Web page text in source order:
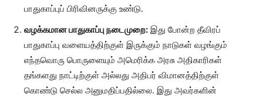
பாதுகாப்புப் பிரிவினருக்கு உண்டு.
வழக்கமான பாதுகாப்பு நடைமுறை: இது போன்ற தீவிரப்
பாதுகாப்பு வளையத்திற்குள் இருக்கும் நாடுகள் வழங்கும்
எந்தவொரு பொருளையும் அமெரிக்க அரசு அதிகாரிகள்
தங்களது நாட்டிற்குள் அல்லது அதிபர் விமானத்திற்குள்
கொண்டு செல்ல அனுமதிப்பதில்லை. இது அவர்களின்